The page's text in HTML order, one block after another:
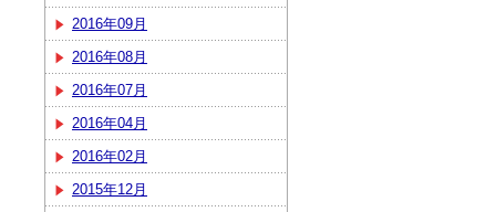
2016年09月
2016年08月
2016年07月
2016年04月
2016年02月
2015年12月